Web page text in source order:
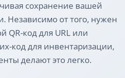
сохранение вашей
Независимо от того, нужен
QR-код для URL или
код для инвентаризации,
делают это легко.